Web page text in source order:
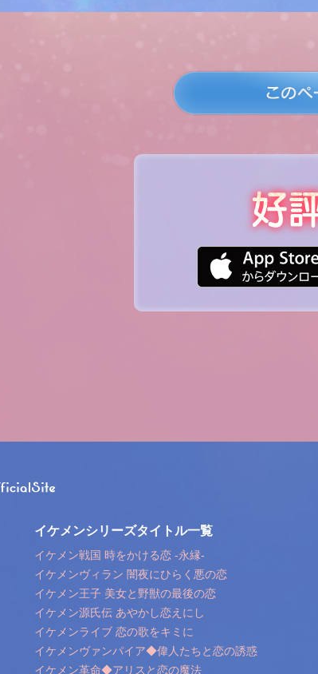
イケメンシリーズタイトル一覧
イケメン戦国 時をかける恋 -永縁-
イケメンヴィラン 闇夜にひらく悪の恋
イケメン王子 美女と野獣の最後の恋
イケメン源氏伝 あやかし恋えにし
イケメンライブ 恋の歌をキミに
イケメンヴァンパイア◆偉人たちと恋の誘惑
イケメン革命◆アリスと恋の魔法